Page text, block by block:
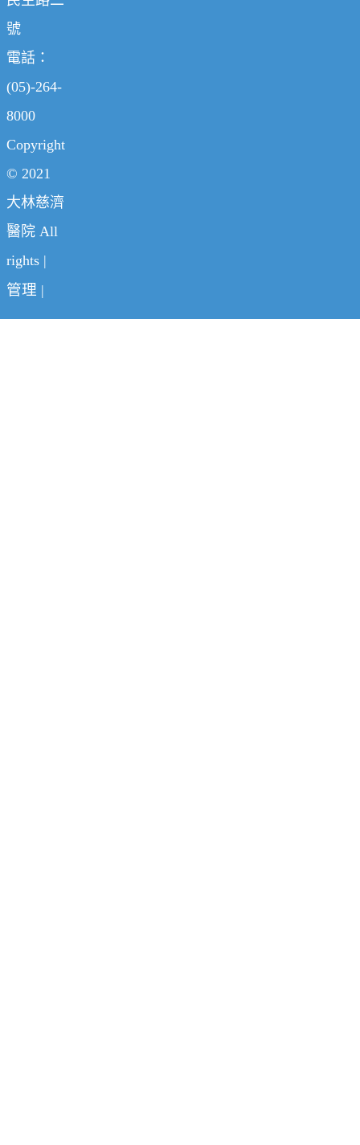
號
電話：
(05)-264-
8000
Copyright
© 2021
大林慈濟
醫院 All
rights |
管理 |